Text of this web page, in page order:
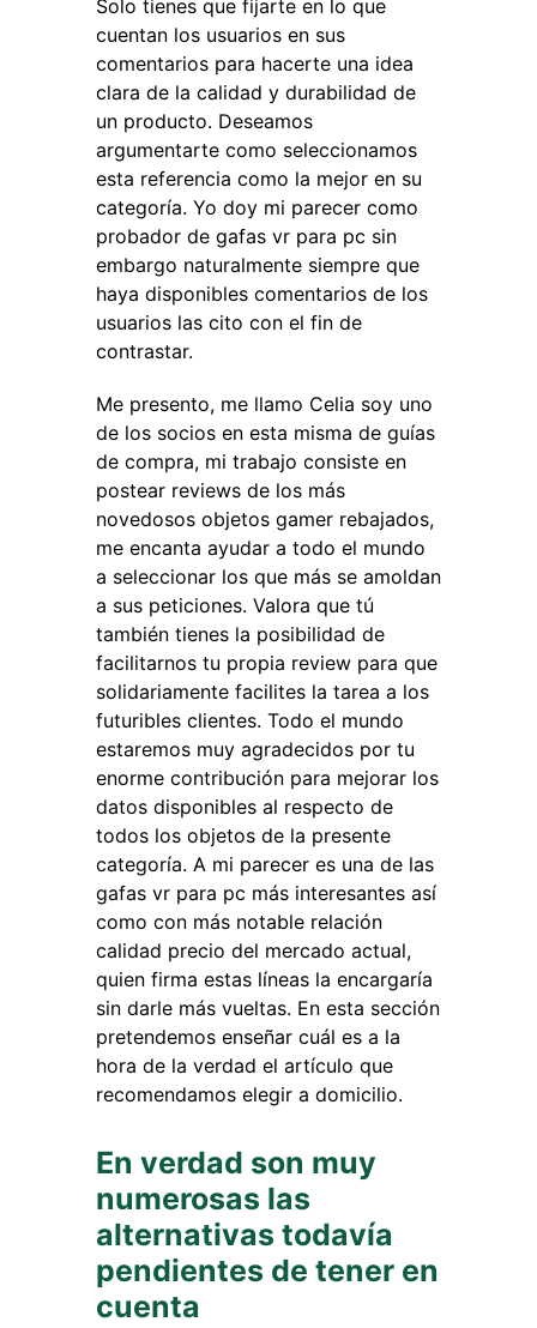
Solo tienes que fijarte en lo que
cuentan los usuarios en sus
comentarios para hacerte una idea
clara de la calidad y durabilidad de
un producto. Deseamos
argumentarte como seleccionamos
esta referencia como la mejor en su
categoría. Yo doy mi parecer como
probador de gafas vr para pc sin
embargo naturalmente siempre que
haya disponibles comentarios de los
usuarios las cito con el fin de
contrastar.
Me presento, me llamo Celia soy uno
de los socios en esta misma de guías
de compra, mi trabajo consiste en
postear reviews de los más
novedosos objetos gamer rebajados,
me encanta ayudar a todo el mundo
a seleccionar los que más se amoldan
a sus peticiones. Valora que tú
también tienes la posibilidad de
facilitarnos tu propia review para que
solidariamente facilites la tarea a los
futuribles clientes. Todo el mundo
estaremos muy agradecidos por tu
enorme contribución para mejorar los
datos disponibles al respecto de
todos los objetos de la presente
categoría. A mi parecer es una de las
gafas vr para pc más interesantes así
como con más notable relación
calidad precio del mercado actual,
quien firma estas líneas la encargaría
sin darle más vueltas. En esta sección
pretendemos enseñar cuál es a la
hora de la verdad el artículo que
recomendamos elegir a domicilio.
En verdad son muy
numerosas las
alternativas todavía
pendientes de tener en
cuenta